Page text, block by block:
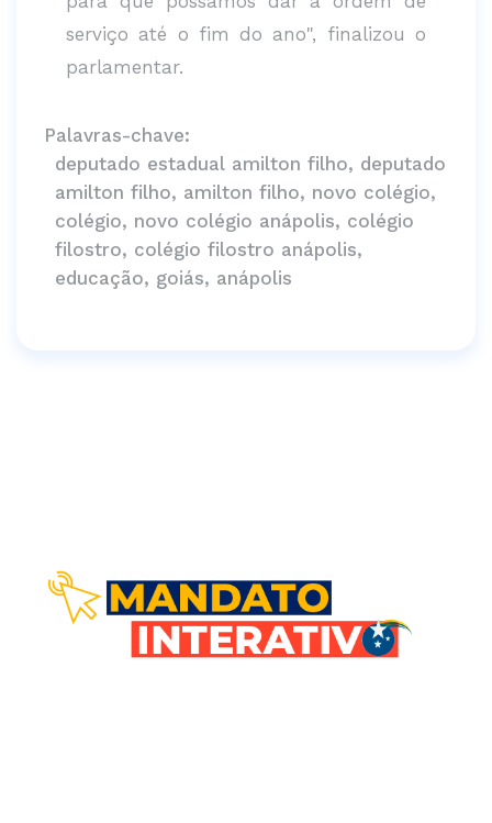
serviço até o fim do ano", finalizou o
parlamentar.
Palavras-chave:
deputado estadual amilton filho, deputado
amilton filho, amilton filho, novo colégio,
colégio, novo colégio anápolis, colégio
filostro, colégio filostro anápolis,
educação, goiás, anápolis